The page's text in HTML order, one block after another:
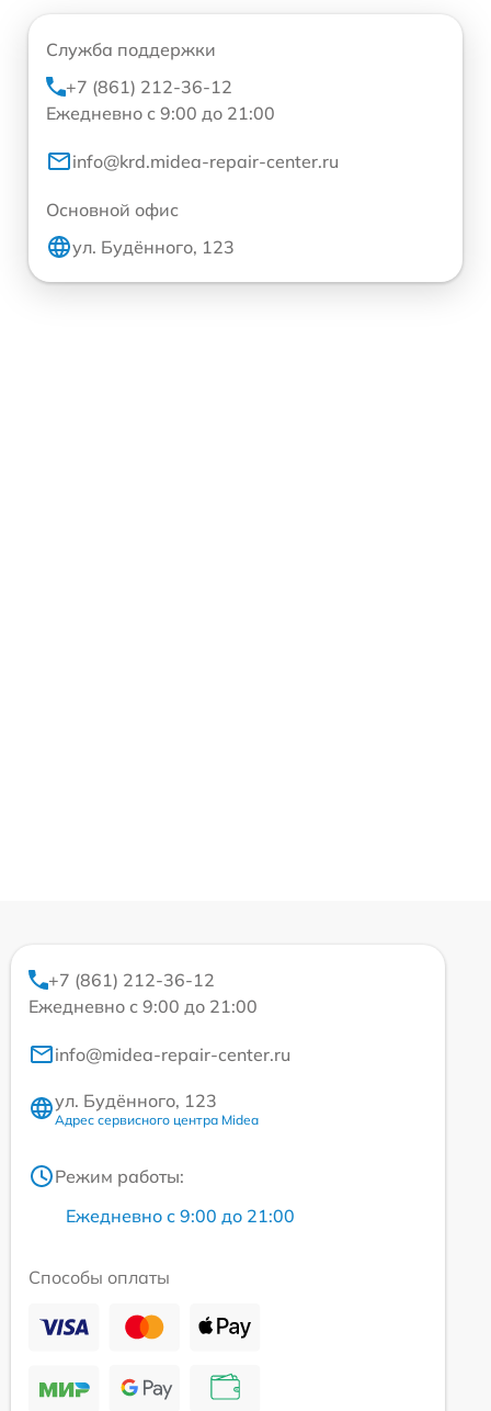
Служба поддержки
+7 (861) 212-36-12
Ежедневно с 9:00 до 21:00
info@krd.midea-repair-center.ru
Основной офис
ул. Будённого, 123
+7 (861) 212-36-12
Ежедневно с 9:00 до 21:00
info@midea-repair-center.ru
ул. Будённого, 123
Адрес сервисного центра Midea
Режим работы:
Ежедневно с 9:00 до 21:00
Способы оплаты